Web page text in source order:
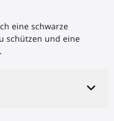
eine schwarze
schützen und eine